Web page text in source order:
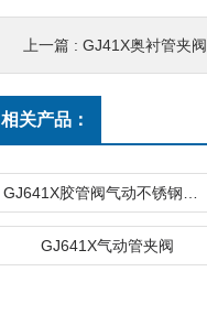
上一篇 : GJ41X奥衬管夹阀
相关产品：
GJ641X气动管夹阀